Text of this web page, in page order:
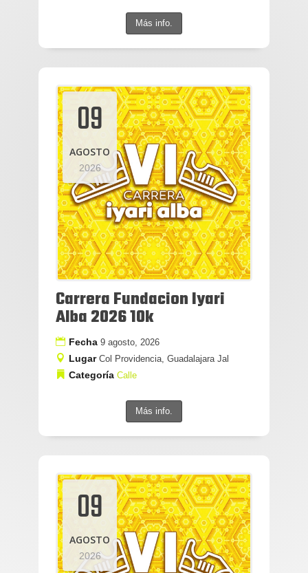
Más info.
09
AGOSTO
2026
Carrera Fundacion Iyari
Alba 2026 10k
Fecha 9 agosto, 2026
Lugar Col Providencia, Guadalajara Jal
Categoría Calle
Más info.
09
AGOSTO
2026